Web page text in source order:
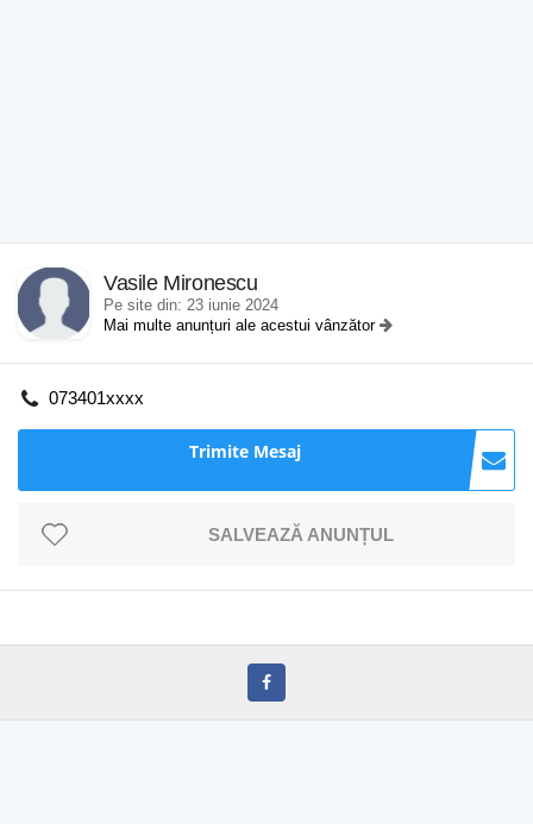
Vasile Mironescu
Pe site din: 23 iunie 2024
Mai multe anunțuri ale acestui vânzător
073401xxxx
Trimite Mesaj
SALVEAZĂ ANUNȚUL